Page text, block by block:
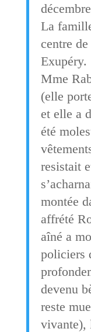
La
centre
Exupéry.
Mme
(elle
et elle a
été
resistait
montée
affrété
aîné a
policiers
devenu
reste
vivante),